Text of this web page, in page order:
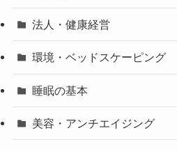
法人・健康経営
環境・ベッドスケーピング
睡眠の基本
美容・アンチエイジング